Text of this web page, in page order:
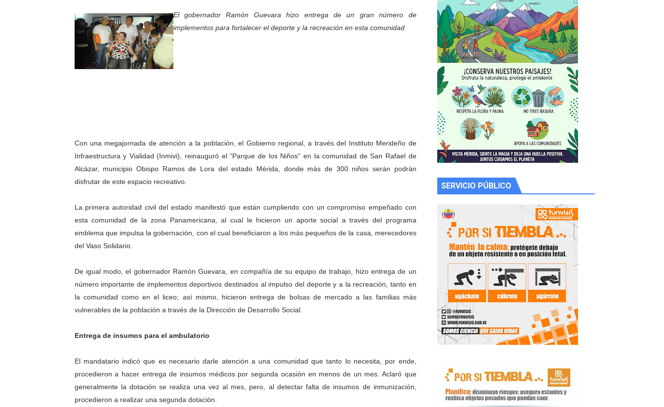
Inicia el Plan Cultura Vacacional 2026 en el estado Mérida
Ibime inició tradicional plan vacacional Aventuras en Vacaciones
Merideños disfrutarán del Plan Agosto Escuelas Abiertas 2026
Club "Rápidos de Zea" brilló en el Primer Festival de Atletismo en homenaje a Giovanny Valero
Cmdnna lleva esperanza y atención a casas de abrigo en Mérida
Comunas de Obispo Ramos de Lora avanzan hacia el empoderamiento y la autogestión
Plan Vacacional Venezuela Renace 2026 arrancó con alegría en Lagunillas
Venezuela Renace 2026 lleva sonrisas y prevención a Torondoy
Mérida impulsa el mapa de conocimientos con Encuentro de Formadores Comunales de la Unacom
Complejo Educativo Talento Deportivo lanza Plan Agosto Escuelas Abiertas 2026
Arnaldo Sánchez reinaugura Parque Recreacional Tilingo del Niño y la Niña Azulitense
El gobernador Ramón Guevara hizo entrega de un gran número de
implementos para fortalecer el deporte y la recreación en esta comunidad
Con una megajornada de atención a la población, el Gobierno regional, a través del Instituto Merideño de
Infraestructura y Vialidad (Inmivi), reinauguró el “Parque de los Niños” en la comunidad de San Rafael de
Alcázar, municipio Obispo Ramos de Lora del estado Mérida, donde más de 300 niños serán podrán
disfrutar de este espacio recreativo.
La primera autoridad civil del estado manifestó que están cumpliendo con un compromiso empeñado con
esta comunidad de la zona Panamericana, al cual le hicieron un aporte social a través del programa
emblema que impulsa la gobernación, con el cual beneficiaron a los más pequeños de la casa, merecedores
del Vaso Solidario.
De igual modo, el gobernador Ramón Guevara, en compañía de su equipo de trabajo, hizo entrega de un
número importante de implementos deportivos destinados al impulso del deporte y a la recreación, tanto en
la comunidad como en el liceo; así mismo, hicieron entrega de bolsas de mercado a las familias más
vulnerables de la población a través de la Dirección de Desarrollo Social.
Entrega de insumos para el ambulatorio
El mandatario indicó que es necesario darle atención a una comunidad que tanto lo necesita, por ende,
procedieron a hacer entrega de insumos médicos por segunda ocasión en menos de un mes. Aclaró que
generalmente la dotación se realiza una vez al mes, pero, al detectar falta de insumos de inmunización,
procedieron a realizar una segunda dotación.
SERVICIO PÚBLICO